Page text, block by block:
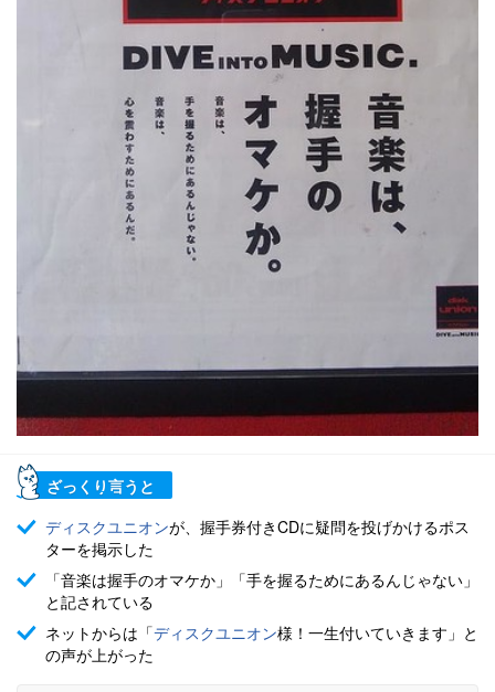
ざっくり言うと
ディスクユニオンが、握手券付きCDに疑問を投げかけるポス
ターを掲示した
「音楽は握手のオマケか」「手を握るためにあるんじゃない」
と記されている
ネットからは「ディスクユニオン様！一生付いていきます」と
の声が上がった